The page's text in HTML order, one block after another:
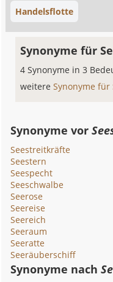
Handelsflotte
Synonyme für
4 Synonyme in 3
weitereSynonyme
Synonyme vor
Seestreitkräfte
Seestern
Seespecht
Seeschwalbe
Seerose
Seereise
Seereich
Seeraum
Seeratte
Seeräuberschiff
Synonyme nach